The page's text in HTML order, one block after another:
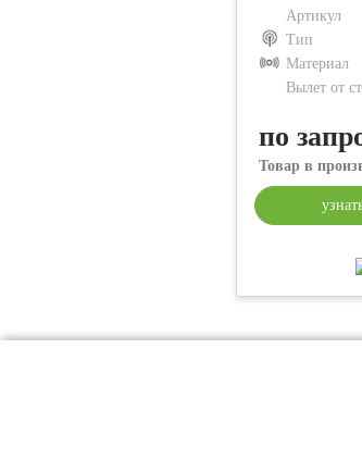
Артикул
Тип
Материал
Вылет от
по
Товар в